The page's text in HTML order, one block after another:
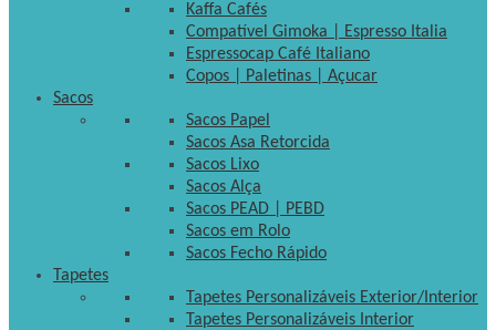
Kaffa Cafés
Compatível Gimoka | Espresso Italia
Espressocap Café Italiano
Copos | Paletinas | Açucar
Sacos
Sacos Papel
Sacos Asa Retorcida
Sacos Lixo
Sacos Alça
Sacos PEAD | PEBD
Sacos em Rolo
Sacos Fecho Rápido
Tapetes
Tapetes Personalizáveis Exterior/Interior
Tapetes Personalizáveis Interior